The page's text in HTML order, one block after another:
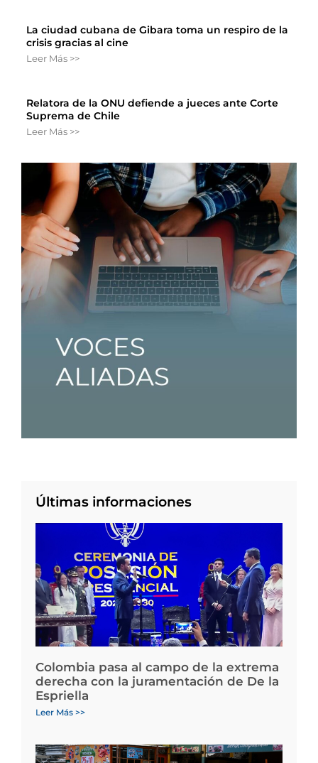
La ciudad cubana de Gibara toma un respiro de la
crisis gracias al cine
Leer Más >>
Relatora de la ONU defiende a jueces ante Corte
Suprema de Chile
Leer Más >>
Últimas informaciones
Colombia pasa al campo de la extrema
derecha con la juramentación de De la
Espriella
Leer Más >>